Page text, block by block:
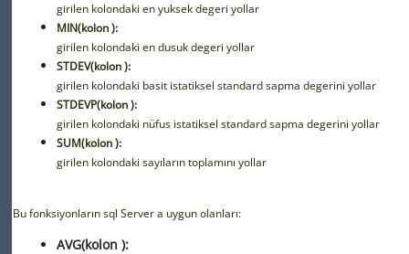
girilen kolondaki en yuksek degeri yollar
MIN(kolon ):
girilen kolondaki en dusuk degeri yollar
STDEV(kolon ):
girilen kolondaki basit istatiksel standard sapma degerini yollar
STDEVP(kolon ):
girilen kolondaki nüfus istatiksel standard sapma degerini yollar
SUM(kolon ):
girilen kolondaki sayıların toplamını yollar
Bu fonksiyonların sql Server a uygun olanları:
AVG(kolon ):